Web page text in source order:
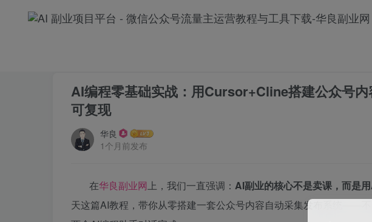
AI编程零基础实战：用Cursor+Cline搭建公众号
可复现
华良
1个月前发布
在华良副业网上，我们一直强调： AI副业的核心不是卖课，而是
天这篇AI教程，带你从零搭建一套公众号内容自动采集发布系统——